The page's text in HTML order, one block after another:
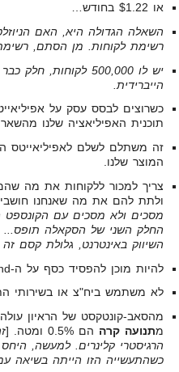
או $1.22 בחודש…
השאלה הגדולה היא, האם
רשימת לקוחות. מן הסתם,
יש לו 500,000
הייברידית.
כשרוצים לבסס עסק על
תוכנית האפיליאציה שלנו
המוצר שלנו.
צריך למכור ללקוחות את מה
ולתת להם את מה שאנחנו
מסכים ולא מסכים עם הקונספט
החלק השני של הסקאלה תופס...
השיווק באינטרנט, גלולת קסם
להיות מוכן להפסיד כסף על ה-Front-end ולבנות על רווח ב-BackEnd.
לא משתמש ביח"צ או בשירותי
מהסאב-קונטקסט של הראיון
מתנועה קרה הם 0.5% ומטה. [
הרגיסטרי קלינרים. למעשה,
כשהתעשייה הזו הייתה בשיאה עמד על